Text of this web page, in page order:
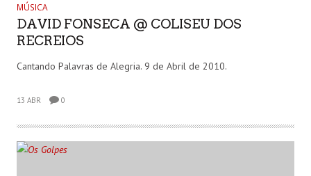
MÚSICA
DAVID FONSECA @ COLISEU DOS
RECREIOS
Cantando Palavras de Alegria. 9 de Abril de 2010.
13 ABR 0